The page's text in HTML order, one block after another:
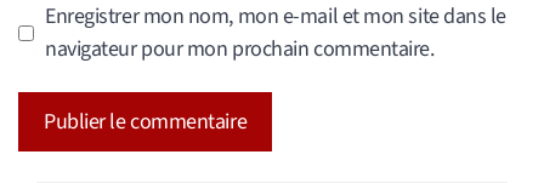
Enregistrer mon nom, mon e-mail et mon site dans le
navigateur pour mon prochain commentaire.